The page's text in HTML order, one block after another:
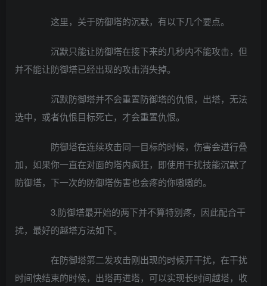
这里，关于防御塔的沉默，有以下几个要点。
沉默只能让防御塔在接下来的几秒内不能攻击，但
并不能让防御塔已经出现的攻击消失掉。
沉默防御塔并不会重置防御塔的仇恨，出塔，无法
选中，或者仇恨目标死亡，才会重置仇恨。
防御塔在连续攻击同一目标的时候，伤害会进行叠
加，如果你一直在对面的塔内疯狂，即使用干扰技能沉默了
防御塔，下一次的防御塔伤害也会疼的你嗷嗷的。
3.防御塔最开始的两下并不算特别疼，因此配合干
扰，最好的越塔方法如下。
在防御塔第二发攻击刚出现的时候开干扰，在干扰
时间快结束的时候，出塔再进塔，可以实现长时间越塔，收